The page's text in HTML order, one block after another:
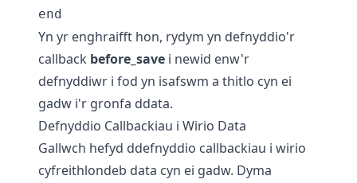
Yn yr enghraifft hon, rydym yn defnyddio'r
callback before_save i newid enw'r
defnyddiwr i fod yn isafswm a thitlo cyn ei
gadw i'r gronfa ddata.
Defnyddio Callbackiau i Wirio Data
Gallwch hefyd ddefnyddio callbackiau i wirio
cyfreithlondeb data cyn ei gadw. Dyma